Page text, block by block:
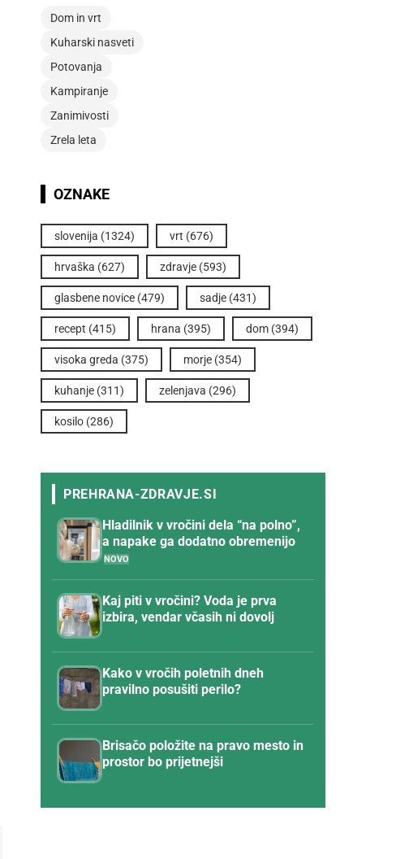
Dom in vrt
Kuharski nasveti
Potovanja
Kampiranje
Zanimivosti
Zrela leta
OZNAKE
slovenija (1324) vrt (676)
hrvaška (627) zdravje (593)
glasbene novice (479) sadje (431)
recept (415) hrana (395) dom (394)
visoka greda (375) morje (354)
kuhanje (311) zelenjava (296)
kosilo (286)
Hladilnik v vročini dela “na polno”,
a napake ga dodatno obremenijo
Kaj piti v vročini? Voda je prva
izbira, vendar včasih ni dovolj
Kako v vročih poletnih dneh
pravilno posušiti perilo?
Brisačo položite na pravo mesto in
prostor bo prijetnejši